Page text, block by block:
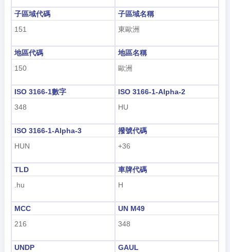
子區域代碼
151
子區域名稱
東歐洲
地區代碼
150
地區名稱
歐洲
ISO 3166-1數字
348
ISO 3166-1-Alpha-2
HU
ISO 3166-1-Alpha-3
HUN
撥號代碼
+36
TLD
.hu
車牌代碼
H
MCC
216
UN M49
348
UNDP GAUL